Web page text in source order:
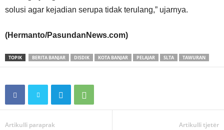
solusi agar kejadian serupa tidak terulang,” ujarnya.
(Hermanto/PasundanNews.com)
TOPIK BERITA BANJAR DISDIK KOTA BANJAR PELAJAR SLTA TAWURAN
Artikulli paraprak Artikulli tjetër